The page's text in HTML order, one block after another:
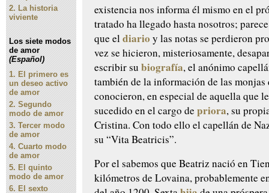
2.La historia
viviente
Los siete modos
de amor
(Español)
1.El primero es
un deseo activo
de amor
2.Segundo
modo de amor
3.Tercer modo
de amor
4.Cuarto modo
de amor
5.El quinto
modo de amor
6.El sexto
existencia nos informa él mismo en el
tratado ha llegado hasta nosotros;
que eldiario y las notas se perdieron
vez se hicieron, misteriosamente,
escribir subiografía, el anónimo
también de la información de las monjas
conocieron, en especial de aquella que
sucedido en el cargo depriora, su
Cristina. Con todo ello el capellán de
su “Vita Beatricis”.
Por el sabemos que Beatriz nació en
kilómetros de Lovaina, probablemente